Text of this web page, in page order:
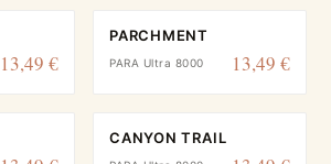
13,49 €
PARCHMENT
PARA Ultra 8000 13,49 €
CANYON TRAIL